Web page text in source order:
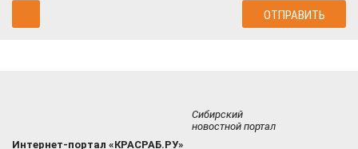
Сибирский
новостной портал
Интернет-портал «КРАСРАБ.РУ»